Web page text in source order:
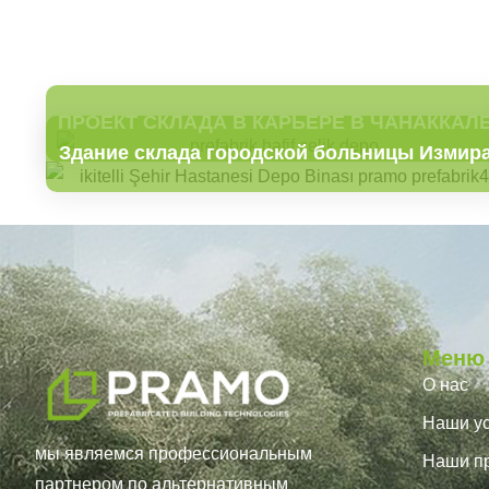
ПРОЕКТ СКЛАДА В КАРЬЕРЕ В
Здание склада городской больницы
мы являемся профессиональным
партнером по альтернативным
Меню
О нас
Наши
Наши